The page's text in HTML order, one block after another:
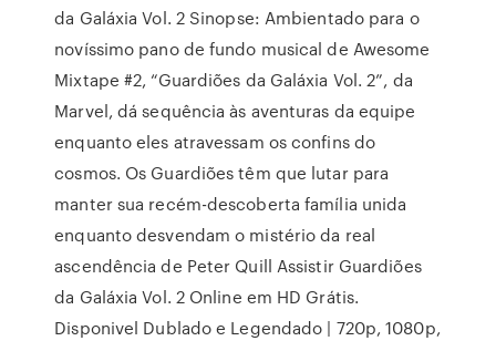
da Galáxia Vol. 2 Sinopse: Ambientado para o
novíssimo pano de fundo musical de Awesome
Mixtape #2, “Guardiões da Galáxia Vol. 2”, da
Marvel, dá sequência às aventuras da equipe
enquanto eles atravessam os confins do
cosmos. Os Guardiões têm que lutar para
manter sua recém-descoberta família unida
enquanto desvendam o mistério da real
ascendência de Peter Quill Assistir Guardiões
da Galáxia Vol. 2 Online em HD Grátis.
Disponivel Dublado e Legendado | 720p, 1080p,